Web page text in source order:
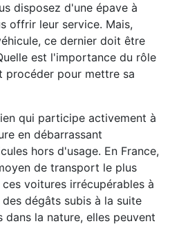
disposez d'une épave à
offrir leur service. Mais,
ce dernier doit être
est l'importance du rôle
procéder pour mettre sa
qui participe activement à
en débarrassant
hors d'usage. En France,
de transport le plus
voitures irrécupérables à
dégâts subis à la suite
dans la nature, elles peuvent